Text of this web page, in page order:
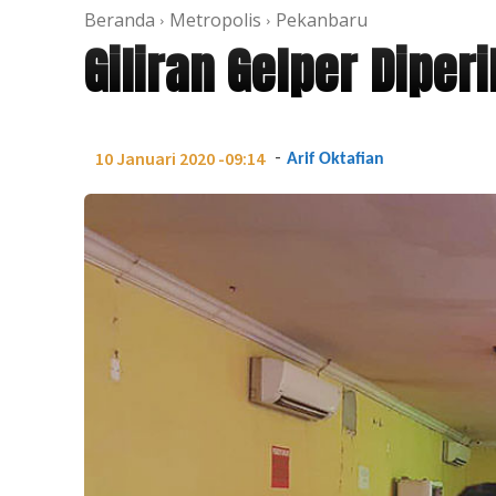
Beranda Metropolis Pekanbaru
Giliran Gelper
10 Januari 2020 -09:14 - Arif Oktafian